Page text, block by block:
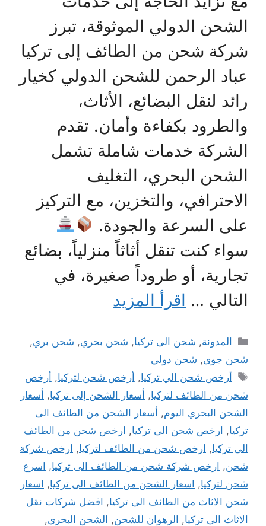
الشحن الدولي الموثوقة، تبرز
شركة شحن من الطائف إلى تركيا
عباد الرحمن للشحن الدولي كخيار
رائد لنقل البضائع، الأثاث،
والطرود بكفاءة وأمان. تقدم
الشركة خدمات شاملة تشمل
الشحن البحري، التغليف
الاحترافي، والتخزين، مع التركيز
على السرعة والجودة.
سواء كنت تنقل أثاثاً منزلياً، بضائع
تجارية، أو طروداً صغيرة، في
التالي … اقرأ المزيد
التصنيفات
المدونة, شحن الى تركيا, شحن بحري, شحن بري,
شحن جوى, شحن دولي
الوسوم
أرخص شحن الي تركيا, أرخص شحن لتركيا, أرخص
شحن من الطائف لتركيا, أسعار الشحن إلى تركيا, أسعار
الشحن البحري اليوم, أسعار الشحن من الطائف الى
تركيا, ارخص شحن الى تركيا, ارخص شحن من الطائف
الى تركيا, ارخص شحن من الطائف لتركيا, ارخص شركة
شحن, ارخص شركة شحن من الطائف الى تركيا, اسرع
شحن لتركيا, اسعار الشحن من الطائف الى تركيا, اسعار
شحن الاثاث من الطائف الى تركيا, افضل شركات نقل
الاثاث الى تركيا, الرهوان للشحن, الشحن البحري,